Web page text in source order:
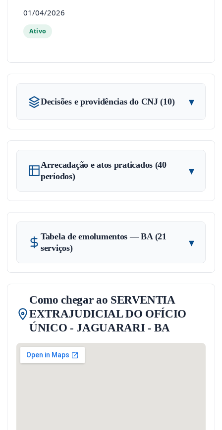
01/04/2026
Ativo
Decisões e providências do CNJ (10) ▾
Arrecadação e atos praticados (40
períodos)
▾
Tabela de emolumentos — BA (21
serviços)
▾
Como chegar ao SERVENTIA
EXTRAJUDICIAL DO OFÍCIO
ÚNICO - JAGUARARI - BA